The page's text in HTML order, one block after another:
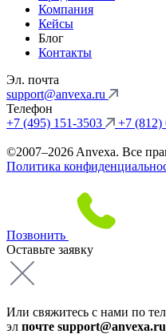
Компания
Кейсы
Блог
Контакты
Эл. почта
support@anvexa.ru
Телефон
+7 (495) 151-3503
+7 (812)
©2007–2026 Anvexa. Все
Политика
Позвонить
Оставьте заявку
Или свяжитесь с нами по
эл почте support@anvexa.ru